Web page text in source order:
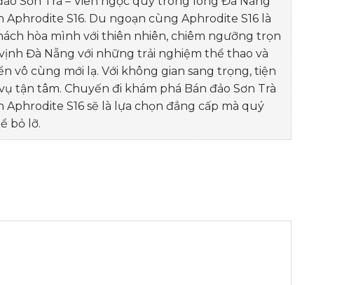
S16. Du ngoạn cùng Aphrodite S16 là
hòa mình với thiên nhiên, chiêm ngưỡng trọn
Đà Nẵng với những trải nghiệm thể thao và
vô cùng mới lạ. Với không gian sang trọng, tiện
tận tâm. Chuyến đi khám phá Bán đảo Sơn Trà
S16 sẽ là lựa chọn đẳng cấp mà quý
bỏ lỡ.